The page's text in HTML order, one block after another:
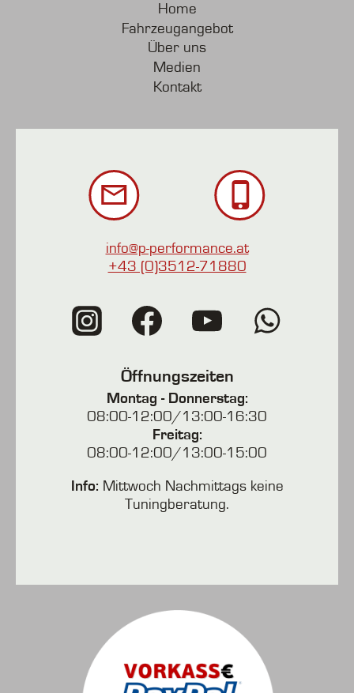
Home
Fahrzeugangebot
Über uns
Medien
Kontakt
info@p-performance.at
+43 (0)3512-71880
Öffnungszeiten
Montag - Donnerstag:
08:00-12:00/13:00-16:30
Freitag:
08:00-12:00/13:00-15:00
Info: Mittwoch Nachmittags keine
Tuningberatung.